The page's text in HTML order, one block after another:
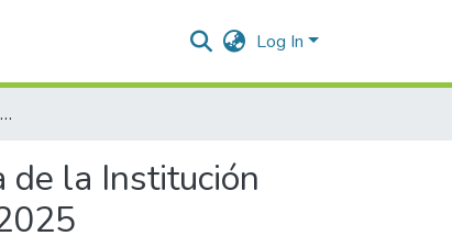
Log In
Habilidades blandas en estudiantes de educación primaria de la Institución Educativa Nª38254/Mx-P “Luis Cavero Bendezú” Huanta,2025
de la Institución